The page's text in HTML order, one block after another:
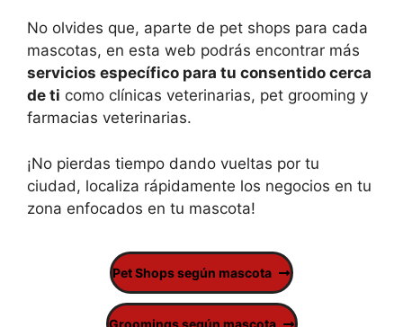
No olvides que, aparte de pet shops para cada
mascotas, en esta web podrás encontrar más
servicios específico para tu consentido cerca
de ti como clínicas veterinarias, pet grooming y
farmacias veterinarias.
¡No pierdas tiempo dando vueltas por tu
ciudad, localiza rápidamente los negocios en tu
zona enfocados en tu mascota!
Pet Shops según mascota
Groomings según mascota